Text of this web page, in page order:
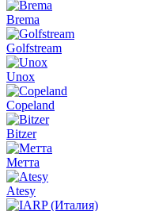
Brema
Golfstream
Unox
Copeland
Bitzer
Метта
Atesy